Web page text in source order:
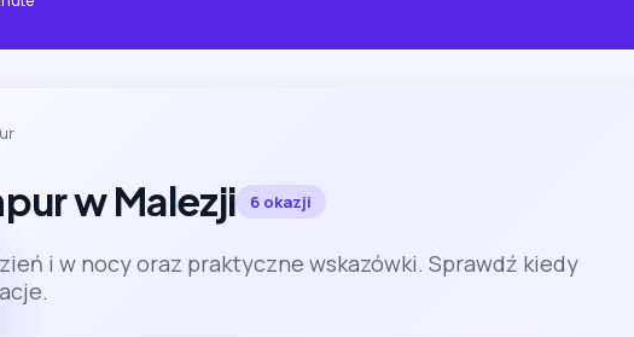
w Malezji 6 okazji
i w nocy oraz praktyczne wskazówki. Sprawdź kiedy